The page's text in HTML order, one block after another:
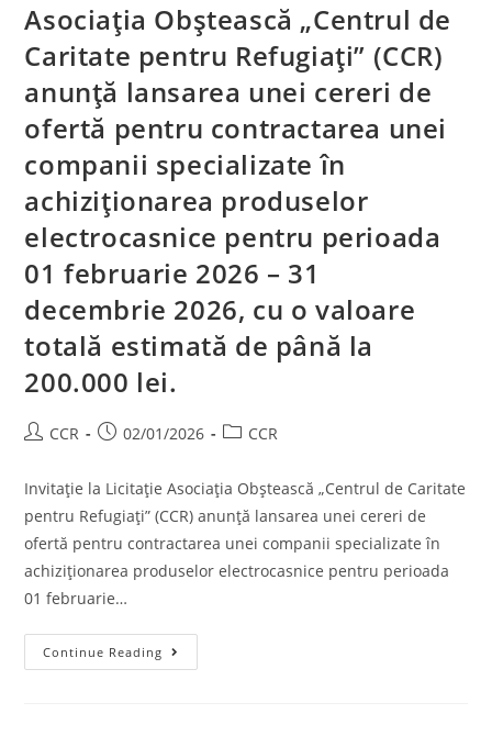
Asociația Obștească „Centrul de
Caritate pentru Refugiați” (CCR)
anunță lansarea unei cereri de
ofertă pentru contractarea unei
companii specializate în
achiziționarea produselor
electrocasnice pentru perioada
01 februarie 2026 – 31
decembrie 2026, cu o valoare
totală estimată de până la
200.000 lei.
CCR 02/01/2026 CCR
Invitație la Licitație Asociația Obștească „Centrul de Caritate
pentru Refugiați” (CCR) anunță lansarea unei cereri de
ofertă pentru contractarea unei companii specializate în
achiziționarea produselor electrocasnice pentru perioada
01 februarie…
Continue Reading